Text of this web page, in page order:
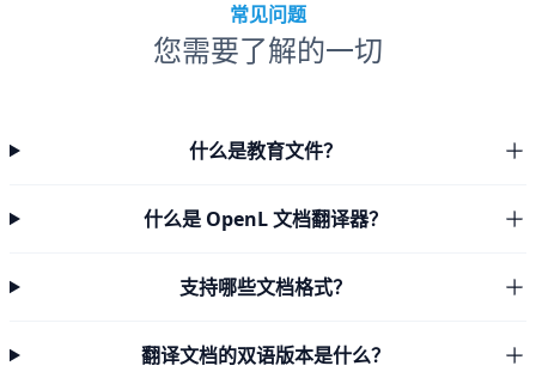
常见问题
您需要了解的一切
什么是教育文件？
什么是 OpenL 文档翻译器？
支持哪些文档格式？
翻译文档的双语版本是什么？